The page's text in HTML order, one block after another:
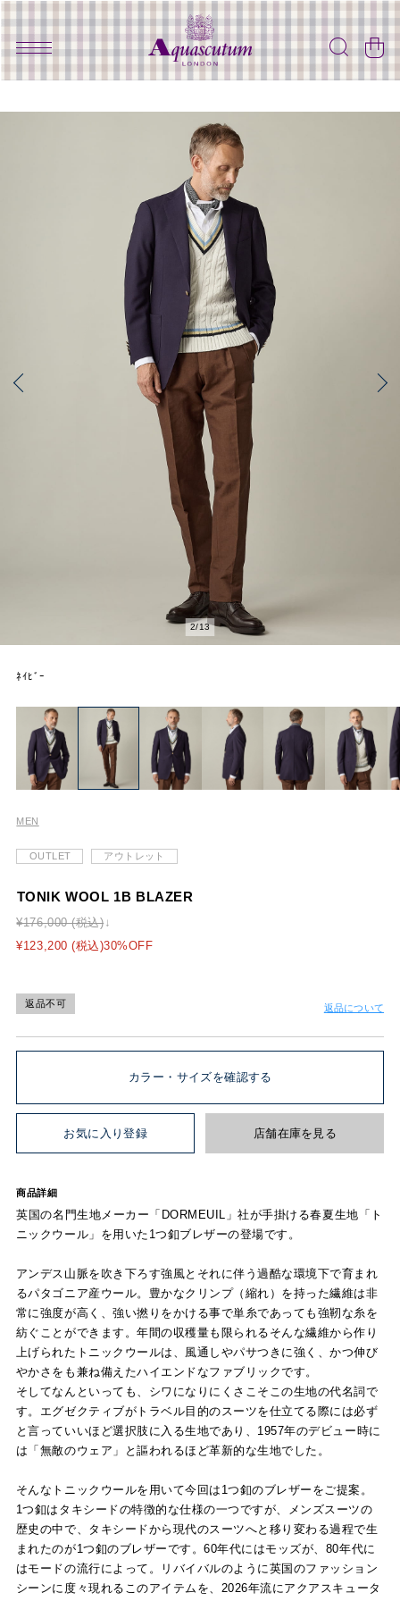
2/13
ﾈｲﾋﾞｰ
MEN
OUTLET アウトレット
TONIK WOOL 1B BLAZER
¥176,000 (税込)
¥123,200 (税込)30%OFF
返品不可 返品について
カラー・サイズを確認する
お気に入り登録 店舗在庫を見る
商品詳細
英国の名門生地メーカー「DORMEUIL」社が手掛ける春夏生地「ト
ニックウール」を用いた1つ釦ブレザーの登場です。
アンデス山脈を吹き下ろす強風とそれに伴う過酷な環境下で育まれ
るパタゴニア産ウール。豊かなクリンプ（縮れ）を持った繊維は非
常に強度が高く、強い撚りをかける事で単糸であっても強靭な糸を
紡ぐことができます。年間の収穫量も限られるそんな繊維から作り
上げられたトニックウールは、風通しやパサつきに強く、かつ伸び
やかさをも兼ね備えたハイエンドなファブリックです。
そしてなんといっても、シワになりにくさこそこの生地の代名詞で
す。エグゼクティブがトラベル目的のスーツを仕立てる際には必ず
と言っていいほど選択肢に入る生地であり、1957年のデビュー時に
は「無敵のウェア」と謳われるほど革新的な生地でした。
そんなトニックウールを用いて今回は1つ釦のブレザーをご提案。
1つ釦はタキシードの特徴的な仕様の一つですが、メンズスーツの
歴史の中で、タキシードから現代のスーツへと移り変わる過程で生
まれたのが1つ釦のブレザーです。60年代にはモッズが、80年代に
はモードの流行によって。リバイバルのように英国のファッション
シーンに度々現れるこのアイテムを、2026年流にアクアスキュータ